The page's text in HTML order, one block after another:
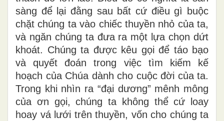
sàng để lại đằng sau bất cứ điều gì buộc
chặt chúng ta vào chiếc thuyền nhỏ của ta,
và ngăn chúng ta đưa ra một lựa chọn dứt
khoát. Chúng ta được kêu gọi để táo bạo
và quyết đoán trong việc tìm kiếm kế
hoạch của Chúa dành cho cuộc đời của ta.
Trong khi nhìn ra “đại dương” mênh mông
của ơn gọi, chúng ta không thể cứ loay
hoay vá lưới trên thuyền, vốn cho chúng ta